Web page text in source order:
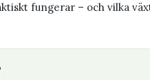
fungerar – och vilka